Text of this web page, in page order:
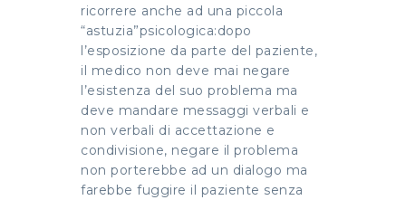
ricorrere anche ad una piccola
“astuzia”psicologica:dopo
l’esposizione da parte del paziente,
il medico non deve mai negare
l’esistenza del suo problema ma
deve mandare messaggi verbali e
non verbali di accettazione e
condivisione, negare il problema
non porterebbe ad un dialogo ma
farebbe fuggire il paziente senza